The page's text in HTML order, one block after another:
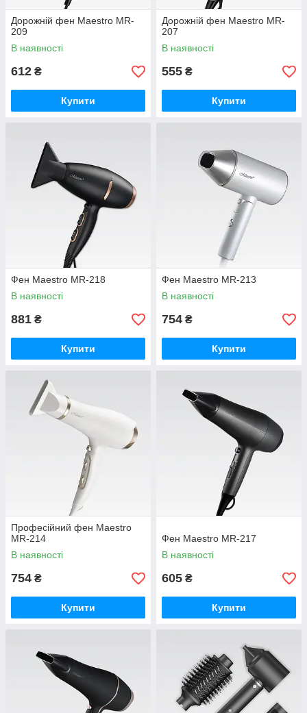
Дорожній фен Maestro MR-
209
В наявності
612 ₴
Купити
Дорожній фен Maestro MR-
207
В наявності
555 ₴
Купити
Фен Maestro MR-218
В наявності
881 ₴
Купити
Фен Maestro MR-213
В наявності
754 ₴
Купити
Професійний фен Maestro
MR-214
В наявності
754 ₴
Купити
Фен Maestro MR-217
В наявності
605 ₴
Купити